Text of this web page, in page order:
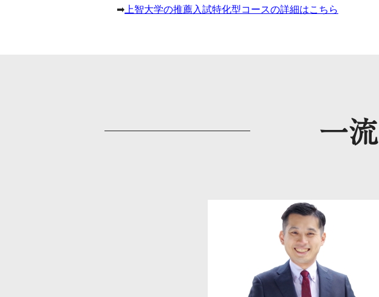
➡ 上智大学の推薦入試特化型コースの詳細はこちら
一流